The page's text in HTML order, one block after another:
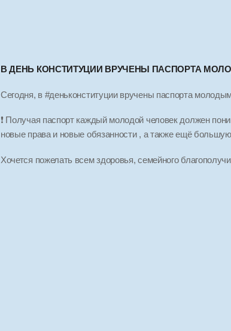
В ДЕНЬ КОНСТИТУЦИИ ВРУЧЕНЫ ПАСПОРТА
Сегодня, в #деньконституции вручены паспорта
❗ Получая паспорт каждый молодой человек должен
новые права и новые обязанности , а также ещё большую
Хочется пожелать всем здоровья, семейного